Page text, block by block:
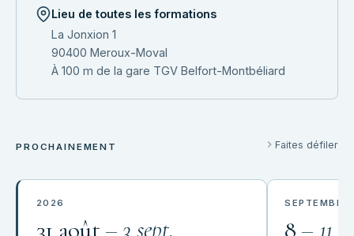
Lieu de toutes les formations
La Jonxion 1
90400 Meroux-Moval
À 100 m de la gare TGV Belfort-Montbéliard
PROCHAINEMENT Faites défiler
2026
31 août– 3 sept. 8 – 11